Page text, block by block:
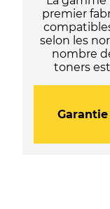
premier
selon les
nombre
toners